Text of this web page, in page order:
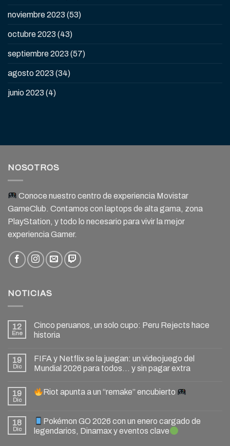
noviembre 2023 (53)
octubre 2023 (43)
septiembre 2023 (57)
agosto 2023 (34)
junio 2023 (4)
NOSOTROS
Conoce nuestro centro de experiencia Movistar
GameClub. Contamos con laptops de alta gama, zona
PlayStation, y todo lo necesario para vivir la mejor
experiencia Gamer.
NOTICIAS
12
Ene
Cinco peruanos, un solo cupo: Peru Rejects hace
historia
19
Dic
FIFA y Netflix se la juegan: un videojuego del
Mundial 2026 para todos… y sin pagar extra
19
Dic
Riot apunta a un “remake” encubierto
18
Dic
Pokémon GO 2026 con un enero cargado de
legendarios, Dinamax y eventos clave